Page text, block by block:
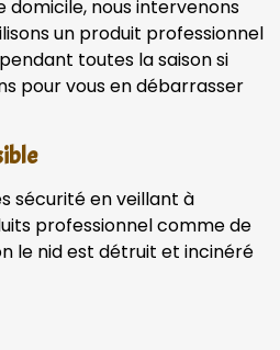
nous intervenons
un produit professionnel
toutes la saison si
pour vous en débarrasser
sécurité en veillant à
professionnel comme de
le nid est détruit et incinéré